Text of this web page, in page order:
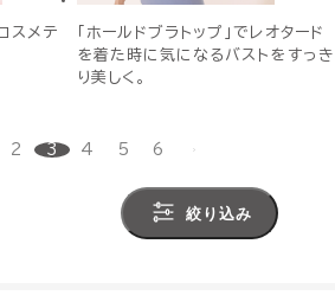
スメテ
「ホールドブラトップ」でレオタード
を着た時に気になるバストをすっき
り美しく。
2 3 4 5 6
絞り込み